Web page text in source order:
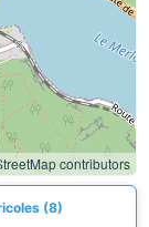
contributors
(8)